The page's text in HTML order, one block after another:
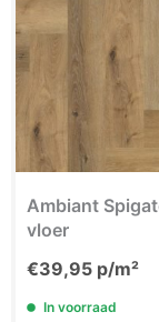
Ambiant
vloer
€39,95 p/m²
In voorraad